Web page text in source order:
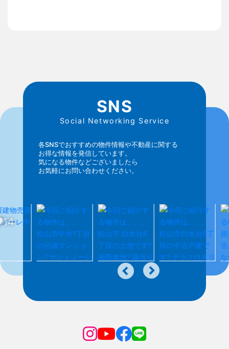
SNS
Social Networking Service
各SNSでおすすめの物件情報や不動産に関する
お得な情報を発信しています。
気になる物件などございましたら
お気軽にお問い合わせください。